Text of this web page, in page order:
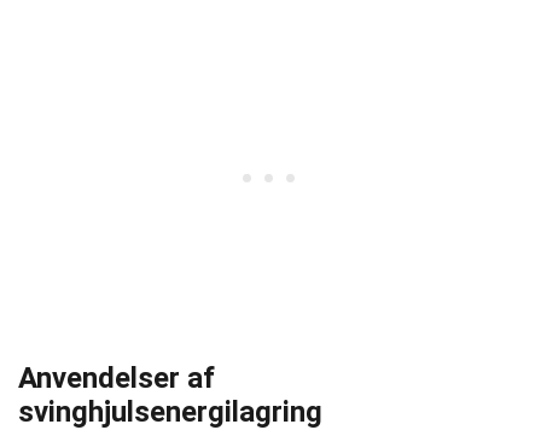
Anvendelser af
svinghjulsenergilagring